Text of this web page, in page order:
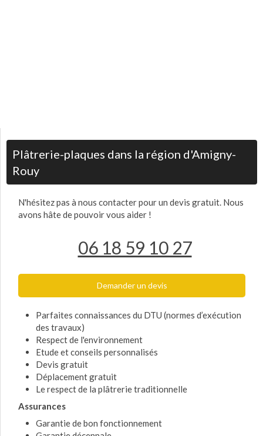
Plâtrerie-plaques dans la région d'Amigny-
Rouy
N'hésitez pas à nous contacter pour un devis gratuit. Nous
avons hâte de pouvoir vous aider !
06 18 59 10 27
Demander un devis
Parfaites connaissances du DTU (normes d’exécution
des travaux)
Respect de l'environnement
Etude et conseils personnalisés
Devis gratuit
Déplacement gratuit
Le respect de la plâtrerie traditionnelle
Assurances
Garantie de bon fonctionnement